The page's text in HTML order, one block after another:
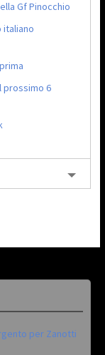
Gf Pinocchio
italiano
prossimo 6
per Zanotti